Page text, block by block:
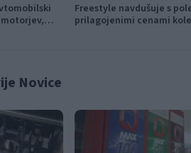
Freestyle navdušuje s
prilagojenimi cenami
Novice